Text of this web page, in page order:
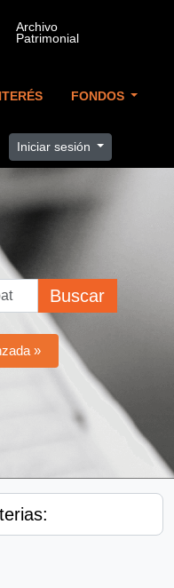
FONDOS
Iniciar sesión
Buscar
»